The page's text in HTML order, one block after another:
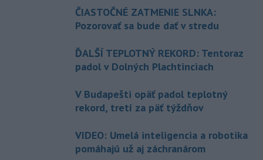
ČIASTOČNÉ ZATMENIE SLNKA:
Pozorovať sa bude dať v stredu
ĎALŠÍ TEPLOTNÝ REKORD: Tentoraz
padol v Dolných Plachtinciach
V Budapešti opäť padol teplotný
rekord, tretí za päť týždňov
VIDEO: Umelá inteligencia a robotika
pomáhajú už aj záchranárom